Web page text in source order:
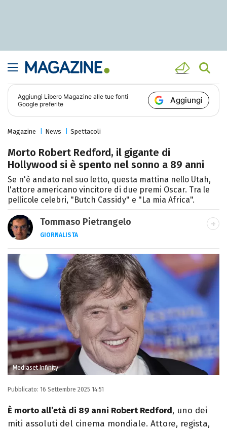
Aggiungi Libero Magazine alle tue fonti
Google preferite
Aggiungi
Magazine News Spettacoli
Morto Robert Redford, il gigante di
Hollywood si è spento nel sonno a 89 anni
Se n'è andato nel suo letto, questa mattina nello Utah,
l'attore americano vincitore di due premi Oscar. Tra le
pellicole celebri, "Butch Cassidy" e "La mia Africa".
Tommaso Pietrangelo
GIORNALISTA
Autore, giornalista, cantautore. Laureato in
Letterature Straniere, è appassionato di
cinema, poesia e Shakespeare. Scrive
canzoni e ama i gatti.
Mediaset Infinity
Pubblicato: 16 Settembre 2025 14:51
È morto all’età di 89 anni Robert Redford, uno dei
miti assoluti del cinema mondiale. Attore, regista,